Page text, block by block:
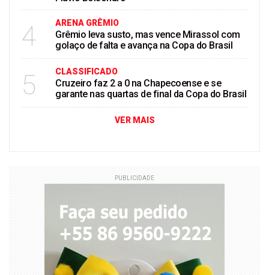
4 ARENA GRÊMIO
Grêmio leva susto, mas vence Mirassol com
golaço de falta e avança na Copa do Brasil
5 CLASSIFICADO
Cruzeiro faz 2 a 0 na Chapecoense e se
garante nas quartas de final da Copa do Brasil
VER MAIS
PUBLICIDADE